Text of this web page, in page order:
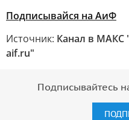
Подписывайся на АиФ
Источник: Канал в МАКС
aif.ru"
Подписывайтесь